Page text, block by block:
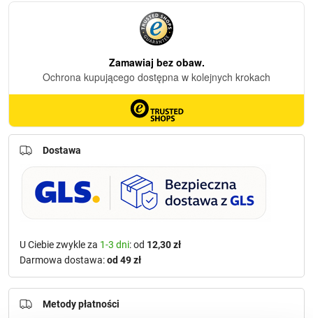
Dostawa
U Ciebie zwykle za 1-3 dni: od 12,30 zł
Darmowa dostawa:od 49 zł
Metody płatności